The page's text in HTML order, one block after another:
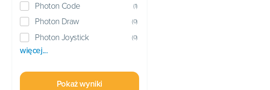
Photon Code (1)
Photon Draw (0)
Photon Joystick (0)
więcej...
Pokaż wyniki